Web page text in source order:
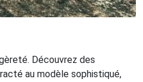
Découvrez des
au modèle sophistiqué,